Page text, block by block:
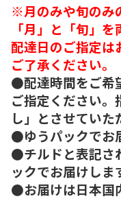
※月のみや旬のみ
「月」と「旬」
配達日のご指定は
ご了承ください。
●配達時間をご希
ご指定ください。
し」とさせていた
●ゆうパックでお
●チルドと表記さ
ックでお届けしま
●お届けは日本国